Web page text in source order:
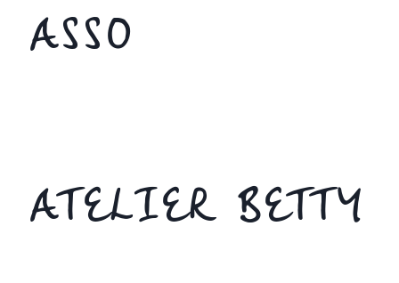
ASSO
ATELIER BETTY